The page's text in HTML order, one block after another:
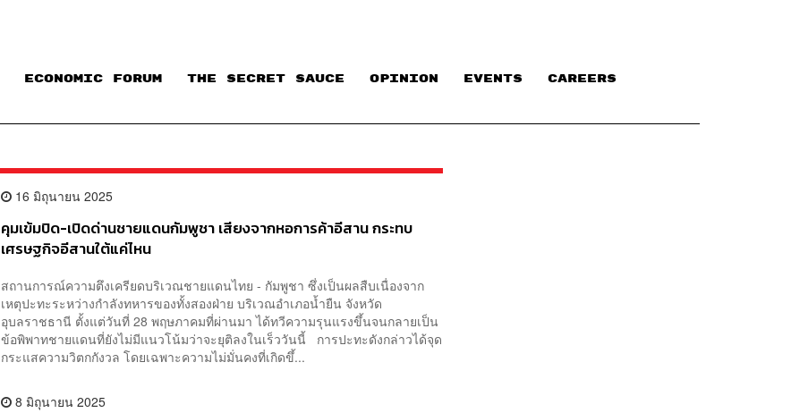
ECONOMIC FORUM THE SECRET SAUCE​ OPINION EVENTS CAREERS
16 มิถุนายน 2025
คุมเข้มปิด-เปิดด่านชายแดนกัมพูชา เสียงจากหอการค้าอีสาน กระทบ
เศรษฐกิจอีสานใต้แค่ไหน
สถานการณ์ความตึงเครียดบริเวณชายแดนไทย - กัมพูชา ซึ่งเป็นผลสืบเนื่องจาก
เหตุปะทะระหว่างกำลังทหารของทั้งสองฝ่าย บริเวณอำเภอน้ำยืน จังหวัด
อุบลราชธานี ตั้งแต่วันที่ 28 พฤษภาคมที่ผ่านมา ได้ทวีความรุนแรงขึ้นจนกลายเป็น
ข้อพิพาทชายแดนที่ยังไม่มีแนวโน้มว่าจะยุติลงในเร็ววันนี้ การปะทะดังกล่าวได้จุด
กระแสความวิตกกังวล โดยเฉพาะความไม่มั่นคงที่เกิดขึ้...
8 มิถุนายน 2025